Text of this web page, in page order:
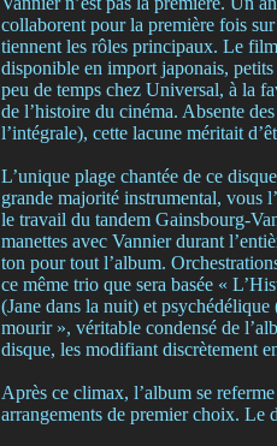
collaborent pour la première fois
tiennent les rôles principaux. Le
disponible en import japonais,
peu de temps chez Universal, à la
de l’histoire du cinéma. Absente
l’intégrale), cette lacune méritait
L’unique plage chantée de ce
grande majorité instrumental, vous
le travail du tandem Gainsbourg-
manettes avec Vannier durant
ton pour tout l’album.
ce même trio que sera basée «
(Jane dans la nuit) et
mourir », véritable condensé de
disque, les modifiant discrètement
Après ce climax, l’album se
arrangements de premier choix. Le